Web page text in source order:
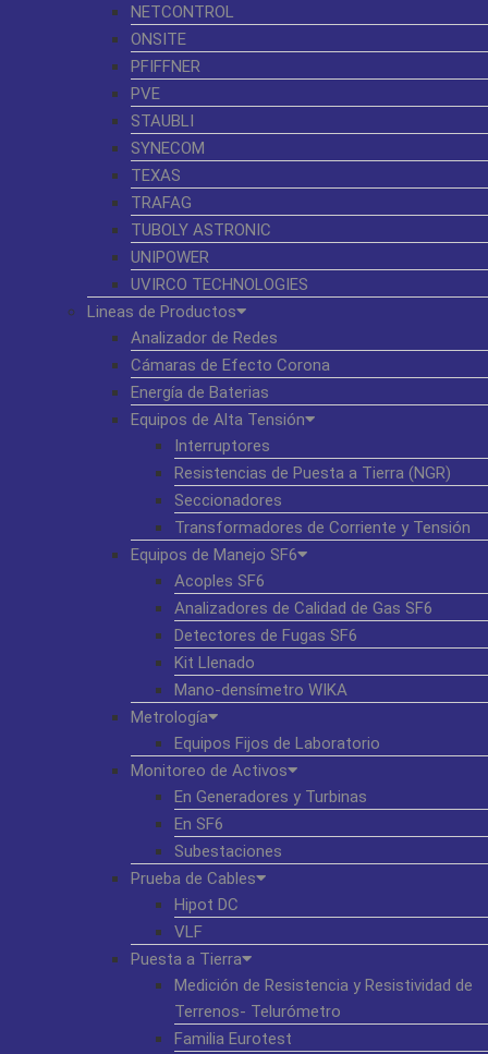
NETCONTROL
ONSITE
PFIFFNER
PVE
STAUBLI
SYNECOM
TEXAS
TRAFAG
TUBOLY ASTRONIC
UNIPOWER
UVIRCO TECHNOLOGIES
Lineas de Productos
Analizador de Redes
Cámaras de Efecto Corona
Energía de Baterias
Equipos de Alta Tensión
Interruptores
Resistencias de Puesta a Tierra (NGR)
Seccionadores
Transformadores de Corriente y Tensión
Equipos de Manejo SF6
Acoples SF6
Analizadores de Calidad de Gas SF6
Detectores de Fugas SF6
Kit Llenado
Mano-densímetro WIKA
Metrología
Equipos Fijos de Laboratorio
Monitoreo de Activos
En Generadores y Turbinas
En SF6
Subestaciones
Prueba de Cables
Hipot DC
VLF
Puesta a Tierra
Medición de Resistencia y Resistividad de
Terrenos- Telurómetro
Familia Eurotest